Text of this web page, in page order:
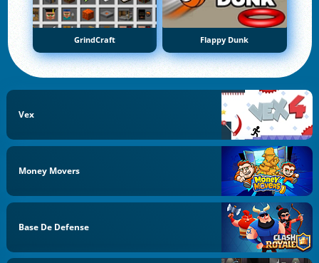
GrindCraft Flappy Dunk
Vex
Money Movers
Base De Defense